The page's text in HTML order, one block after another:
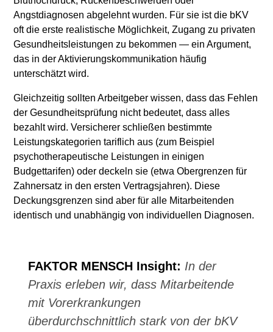
Angstdiagnosen abgelehnt wurden. Für sie ist die bKV
oft die erste realistische Möglichkeit, Zugang zu privaten
Gesundheitsleistungen zu bekommen — ein Argument,
das in der Aktivierungskommunikation häufig
unterschätzt wird.
Gleichzeitig sollten Arbeitgeber wissen, dass das Fehlen
der Gesundheitsprüfung nicht bedeutet, dass alles
bezahlt wird. Versicherer schließen bestimmte
Leistungskategorien tariflich aus (zum Beispiel
psychotherapeutische Leistungen in einigen
Budgettarifen) oder deckeln sie (etwa Obergrenzen für
Zahnersatz in den ersten Vertragsjahren). Diese
Deckungsgrenzen sind aber für alle Mitarbeitenden
identisch und unabhängig von individuellen Diagnosen.
FAKTOR MENSCH Insight: In der
Praxis erleben wir, dass Mitarbeitende
mit Vorerkrankungen
überdurchschnittlich stark von der bKV